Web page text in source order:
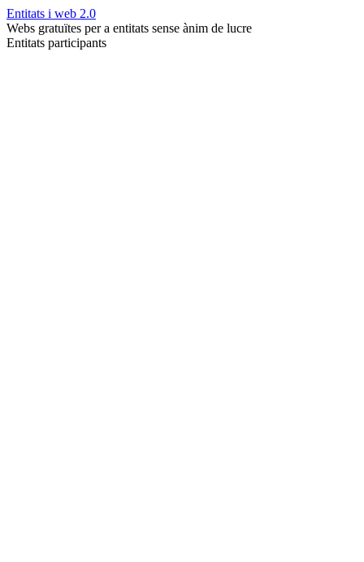
Entitats i web 2.0
Webs gratuïtes per a entitats sense ànim de lucre
Entitats participants